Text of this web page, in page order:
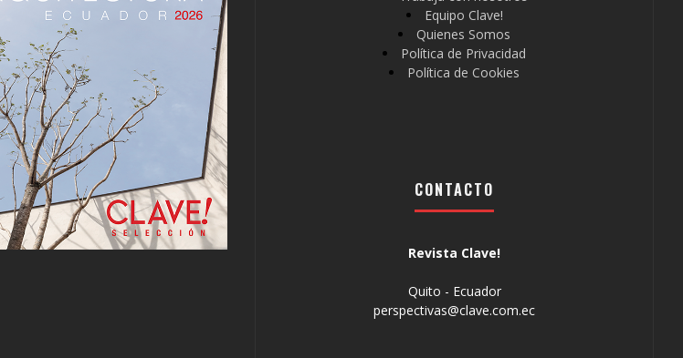
Equipo Clave!
Quienes Somos
Política de Privacidad
Política de Cookies
CONTACTO
Revista Clave!
Quito - Ecuador
perspectivas@clave.com.ec